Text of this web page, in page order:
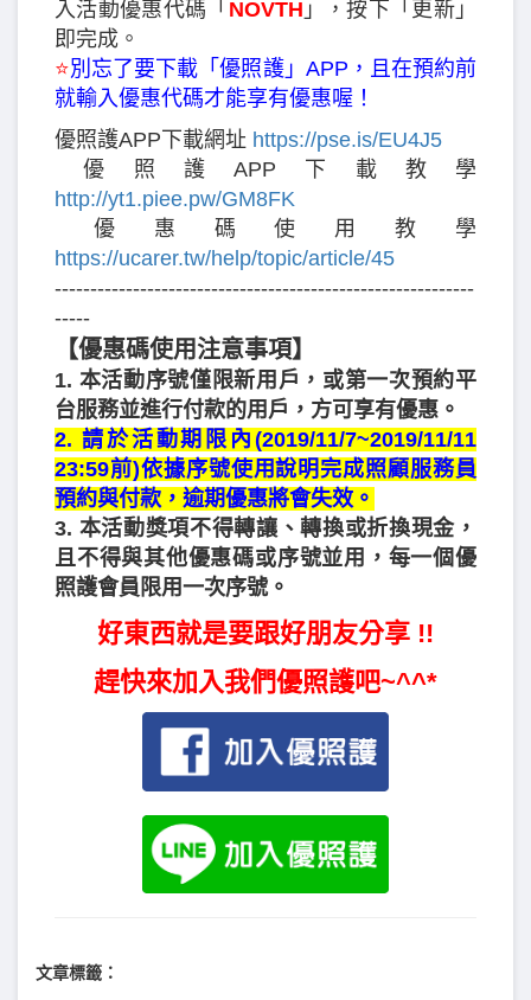
入活動優惠代碼「 NOVTH 」，按下「更新」
即完成。
⭐️別忘了要下載「優照護」APP，且在預約前
就輸入優惠代碼才能享有優惠喔！
️優照護APP下載網址 https://pse.is/EU4J5
️優照護APP下載教學
http://yt1.piee.pw/GM8FK
️優惠碼使用教學
https://ucarer.tw/help/topic/article/45
-----------------------------------------------------------
-----
【優惠碼使用注意事項】
1. 本活動序號僅限新用戶，或第一次預約平
台服務並進行付款的用戶，方可享有優惠。
2. 請於活動期限內(2019/11/7~2019/11/11
23:59前)依據序號使用說明完成照顧服務員
預約與付款，逾期優惠將會失效。
3. 本活動獎項不得轉讓、轉換或折換現金，
且不得與其他優惠碼或序號並用，每一個優
照護會員限用一次序號。
好東西就是要跟好朋友分享 !!
趕快來加入我們優照護吧~^^*
文章標籤：